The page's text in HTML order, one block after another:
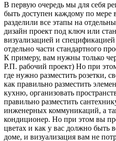
В первую очередь мы для себя
быть доступен каждому по
разделили все этапы на
дизайн проект под ключ или
визуализацией и
отдельно части стандартного
К примеру, вам нужны только
Р.П. рабочий проект) Но при
где нужно разместить розетки,
как правильно разместить
кухню, организовать
правильно разместить
инженерных коммуникаций, а
кондиционер. Но при этом вы
цветах и как у вас должно быть
доме, и визуализация вам не